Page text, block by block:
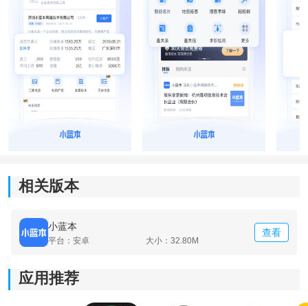
件中进行客户信息管理。
2.会查询到精准的企业相关信息，这些数据会在软件中不
断的更新。
3.运用了云计算应用技术，所有数据都会以图表的方式展
示出来。
相关版本
小蓝本
平台：安卓 大小：32.80M
查看
应用推荐